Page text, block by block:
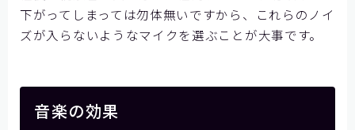
下がってしまっては勿体無いですから、これらのノイ
ズが入らないようなマイクを選ぶことが大事です。
音楽の効果